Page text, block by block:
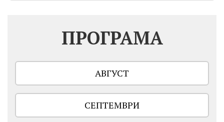
ПРОГРАМА
АВГУСТ
СЕПТЕМВРИ